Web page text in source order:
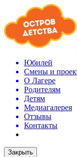
Юбилей
Смены и
О Лагере
Родителям
Детям
Медиагалерея
Отзывы
Контакты
Закрыть